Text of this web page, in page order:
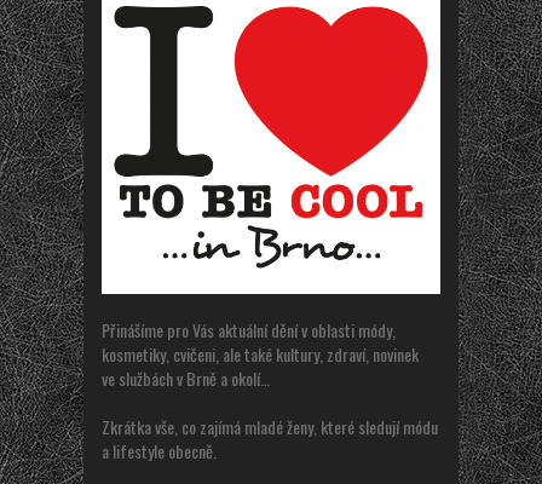
Přinášíme pro Vás aktuální dění v oblasti módy,
kosmetiky, cvičeni, ale také kultury, zdraví, novinek
ve službách v Brně a okolí…
Zkrátka vše, co zajímá mladé ženy, které sledují módu
a lifestyle obecně.